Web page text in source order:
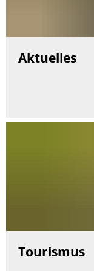
Aktuelles
Tourismus